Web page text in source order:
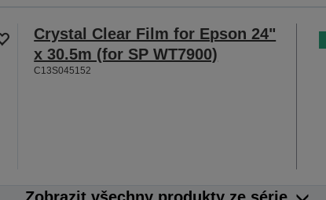
Crystal Clear Film for Epson 24"
x 30.5m (for SP WT7900)
C13S045152